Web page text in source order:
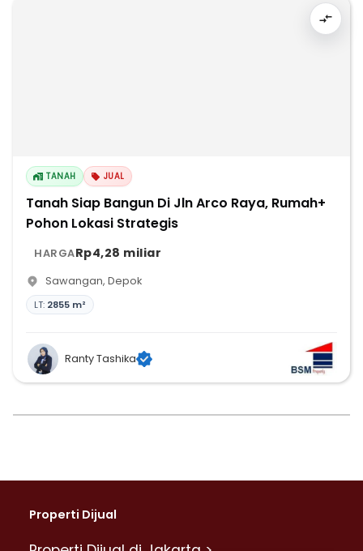
TANAH JUAL
Tanah Siap Bangun Di Jln Arco Raya, Rumah+
Pohon Lokasi Strategis
HARGARp4,28 miliar
Sawangan, Depok
LT: 2855 m²
Ranty Tashika
Properti Dijual